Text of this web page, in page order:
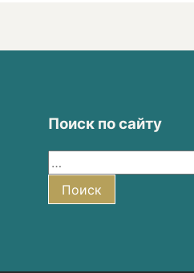
Поиск по сайту
Поиск